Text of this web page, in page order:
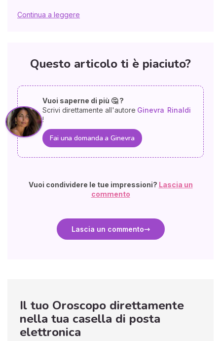
Continua a leggere
Questo articolo ti è piaciuto?
Vuoi saperne di più 🤔 ?
Scrivi direttamente all'autore Ginevra Rinaldi
!
Fai una domanda a Ginevra
Vuoi condividere le tue impressioni? Lascia un
commento
Lascia un commento
Il tuo Oroscopo direttamente
nella tua casella di posta
elettronica